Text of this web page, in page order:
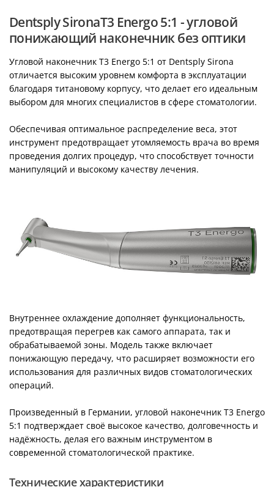
Dentsply SironaT3 Energo 5:1 - угловой
понижающий наконечник без оптики
Угловой наконечник T3 Energo 5:1 от Dentsply Sirona
отличается высоким уровнем комфорта в эксплуатации
благодаря титановому корпусу, что делает его идеальным
выбором для многих специалистов в сфере стоматологии.
Обеспечивая оптимальное распределение веса, этот
инструмент предотвращает утомляемость врача во время
проведения долгих процедур, что способствует точности
манипуляций и высокому качеству лечения.
Внутреннее охлаждение дополняет функциональность,
предотвращая перегрев как самого аппарата, так и
обрабатываемой зоны. Модель также включает
понижающую передачу, что расширяет возможности его
использования для различных видов стоматологических
операций.
Произведенный в Германии, угловой наконечник T3 Energo
5:1 подтверждает своё высокое качество, долговечность и
надёжность, делая его важным инструментом в
современной стоматологической практике.
Технические характеристики